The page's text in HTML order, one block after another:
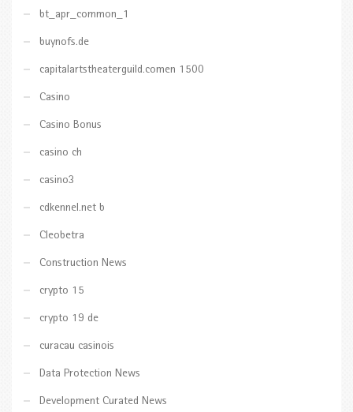
bt_apr_common_1
buynofs.de
capitalartstheaterguild.comen 1500
Casino
Casino Bonus
casino ch
casino3
cdkennel.net b
Cleobetra
Construction News
crypto 15
crypto 19 de
curacau casinois
Data Protection News
Development Curated News